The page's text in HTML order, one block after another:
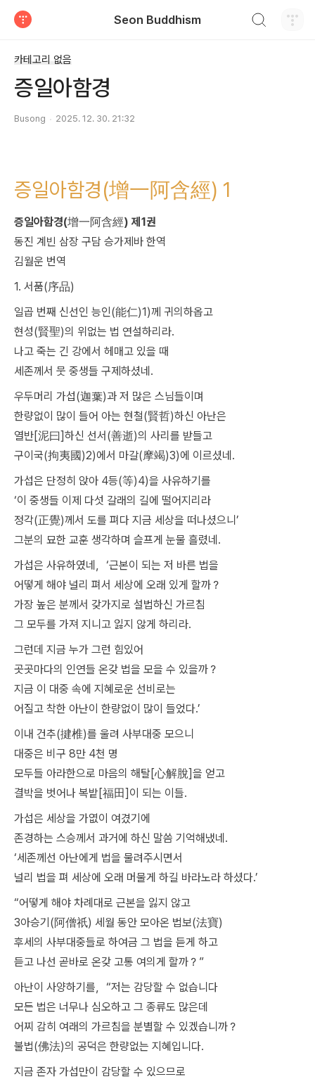
Seon Buddhism
카테고리 없음
증일아함경
Busong 2025. 12. 30. 21:32
증일아함경(增一阿含經) 1
증일아함경(增一阿含經) 제1권
동진 계빈 삼장 구담 승가제바 한역
김월운 번역
1. 서품(序品)
일곱 번째 신선인 능인(能仁)1)께 귀의하옵고
현성(賢聖)의 위없는 법 연설하리라.
나고 죽는 긴 강에서 헤매고 있을 때
세존께서 뭇 중생들 구제하셨네.
우두머리 가섭(迦葉)과 저 많은 스님들이며
한량없이 많이 들어 아는 현철(賢哲)하신 아난은
열반[泥曰]하신 선서(善逝)의 사리를 받들고
구이국(拘夷國)2)에서 마갈(摩竭)3)에 이르셨네.
가섭은 단정히 앉아 4등(等)4)을 사유하기를
‘이 중생들 이제 다섯 갈래의 길에 떨어지리라
정각(正覺)께서 도를 펴다 지금 세상을 떠나셨으니’
그분의 묘한 교훈 생각하며 슬프게 눈물 흘렸네.
가섭은 사유하였네，‘근본이 되는 저 바른 법을
어떻게 해야 널리 펴서 세상에 오래 있게 할까？
가장 높은 분께서 갖가지로 설법하신 가르침
그 모두를 가져 지니고 잃지 않게 하리라.
그런데 지금 누가 그런 힘있어
곳곳마다의 인연들 온갖 법을 모을 수 있을까？
지금 이 대중 속에 지혜로운 선비로는
어질고 착한 아난이 한량없이 많이 들었다.’
이내 건추(揵椎)를 울려 사부대중 모으니
대중은 비구 8만 4천 명
모두들 아라한으로 마음의 해탈[心解脫]을 얻고
결박을 벗어나 복밭[福田]이 되는 이들.
가섭은 세상을 가엾이 여겼기에
존경하는 스승께서 과거에 하신 말씀 기억해냈네.
‘세존께선 아난에게 법을 물려주시면서
널리 법을 펴 세상에 오래 머물게 하길 바라노라 하셨다.’
“어떻게 해야 차례대로 근본을 잃지 않고
3아승기(阿僧祇) 세월 동안 모아온 법보(法寶)
후세의 사부대중들로 하여금 그 법을 듣게 하고
듣고 나선 곧바로 온갖 고통 여의게 할까？”
아난이 사양하기를，“저는 감당할 수 없습니다
모든 법은 너무나 심오하고 그 종류도 많은데
어찌 감히 여래의 가르침을 분별할 수 있겠습니까？
불법(佛法)의 공덕은 한량없는 지혜입니다.
지금 존자 가섭만이 감당할 수 있으므로